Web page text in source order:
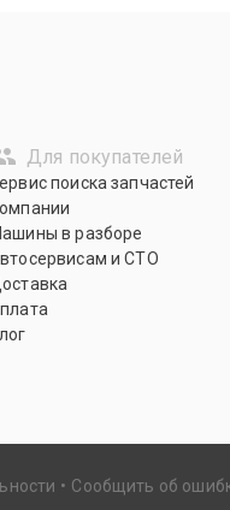
Для покупателей
поиска запчастей
в разборе
и СТО
Сообщить об